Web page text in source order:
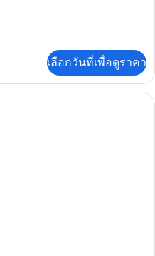
เลือกวันที่เพื่อดูราคา
ห้องลักซ์ชัวรี่ดับเบิล, ระเบียง | ห้องนั่ง